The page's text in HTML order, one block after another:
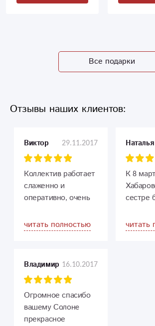
Все подарки
Отзывы наших клиентов:
Виктор 29.11.2017
Коллектив работает
слаженно и
оперативно, очень
читать полностью
Наталья
К 8
сестре
то
читать
Владимир 16.10.2017
Огромное спасибо
вашему Солонe
прекрасное